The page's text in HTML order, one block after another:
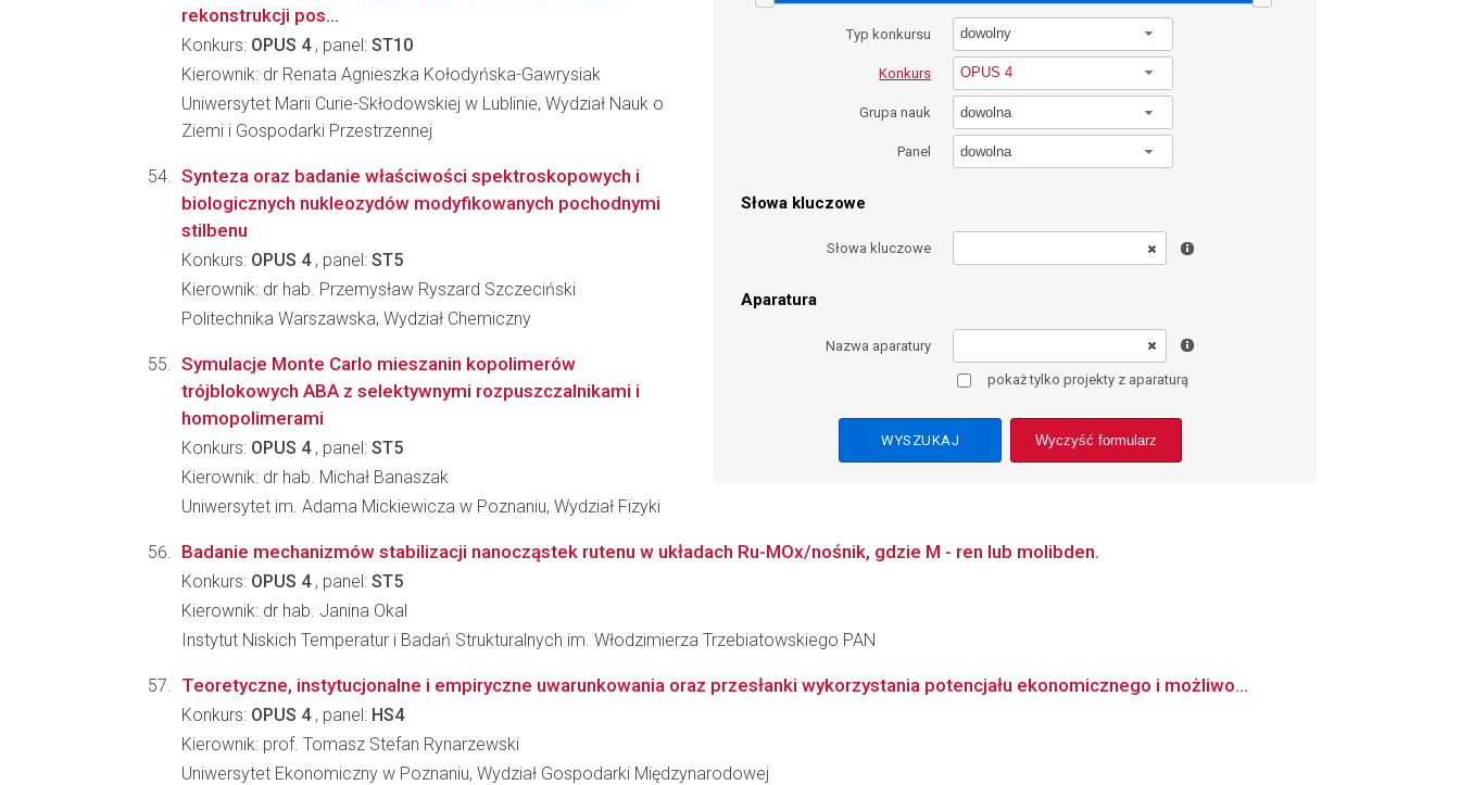
Typ konkursu dowolny
Konkurs OPUS 4
Grupa nauk dowolna
Panel dowolna
Słowa kluczowe
Słowa kluczowe
Aparatura
Nazwa aparatury
pokaż tylko projekty z aparaturą
Wyczyść formularz
rekonstrukcji pos...
Konkurs: OPUS 4, panel: ST10
Kierownik: dr Renata Agnieszka Kołodyńska-Gawrysiak
Uniwersytet Marii Curie-Skłodowskiej w Lublinie, Wydział Nauk o
Ziemi i Gospodarki Przestrzennej
Synteza oraz badanie właściwości spektroskopowych i
biologicznych nukleozydów modyfikowanych pochodnymi
stilbenu
Konkurs: OPUS 4, panel: ST5
Kierownik: dr hab. Przemysław Ryszard Szczeciński
Politechnika Warszawska, Wydział Chemiczny
Symulacje Monte Carlo mieszanin kopolimerów
trójblokowych ABA z selektywnymi rozpuszczalnikami i
homopolimerami
Konkurs: OPUS 4, panel: ST5
Kierownik: dr hab. Michał Banaszak
Uniwersytet im. Adama Mickiewicza w Poznaniu, Wydział Fizyki
Badanie mechanizmów stabilizacji nanocząstek rutenu w układach Ru-MOx/nośnik, gdzie M - ren lub molibden.
Konkurs: OPUS 4, panel: ST5
Kierownik: dr hab. Janina Okal
Instytut Niskich Temperatur i Badań Strukturalnych im. Włodzimierza Trzebiatowskiego PAN
Teoretyczne, instytucjonalne i empiryczne uwarunkowania oraz przesłanki wykorzystania potencjału ekonomicznego i możliwo...
Konkurs: OPUS 4, panel: HS4
Kierownik: prof. Tomasz Stefan Rynarzewski
Uniwersytet Ekonomiczny w Poznaniu, Wydział Gospodarki Międzynarodowej